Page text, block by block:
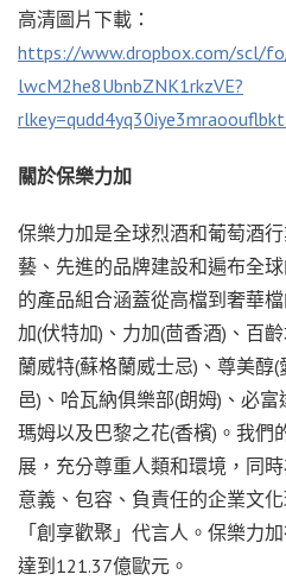
高清圖片下載：
https://www.dropbox.com/scl/
lwcM2he8UbnbZNK1rkzVE?
關於保樂力加
保樂力加是全球烈酒和葡萄酒
藝、先進的品牌建設和遍布全
的產品組合涵蓋從高檔到奢華
加(伏特加)、力加(茴香酒)、百
蘭威特(蘇格蘭威士忌)、尊美醇
邑)、哈瓦納俱樂部(朗姆)、必富
瑪姆以及巴黎之花(香檳)。我們
展，充分尊重人類和環境，同
意義、包容、負責任的企業文
「創享歡聚」代言人。保樂力
達到121.37億歐元。